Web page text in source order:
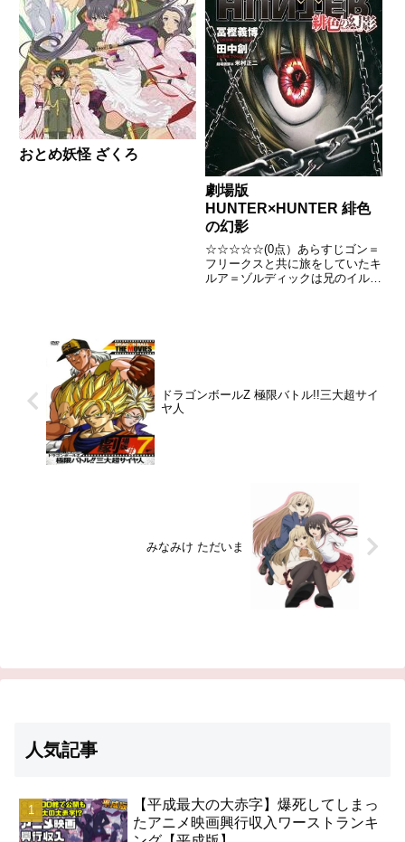
おとめ妖怪 ざくろ
劇場版
HUNTER×HUNTER 緋色
の幻影
☆☆☆☆☆(0点）あらすじゴン＝
フリークスと共に旅をしていたキ
ルア＝ゾルディックは兄のイルミ
ドラゴンボールZ 極限バトル!!三大超サイ
ヤ人
みなみけ ただいま
人気記事
【平成最大の大赤字】爆死してしまっ
たアニメ映画興行収入ワーストランキ